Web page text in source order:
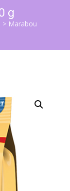
g
> Marabou